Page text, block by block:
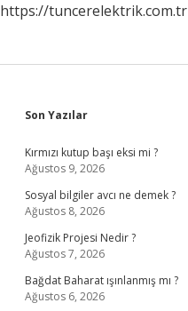
https://tuncerelektrik.com.tr
Sidebar
Son Yazılar
Kırmızı kutup başı eksi mi ?
Ağustos 9, 2026
Sosyal bilgiler avcı ne demek ?
Ağustos 8, 2026
Jeofizik Projesi Nedir ?
Ağustos 7, 2026
Bağdat Baharat ışınlanmış mı ?
Ağustos 6, 2026